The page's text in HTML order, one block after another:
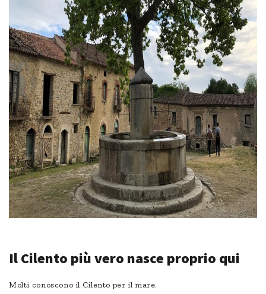
Il Cilento più vero nasce proprio qui
Molti conoscono il Cilento per il mare.